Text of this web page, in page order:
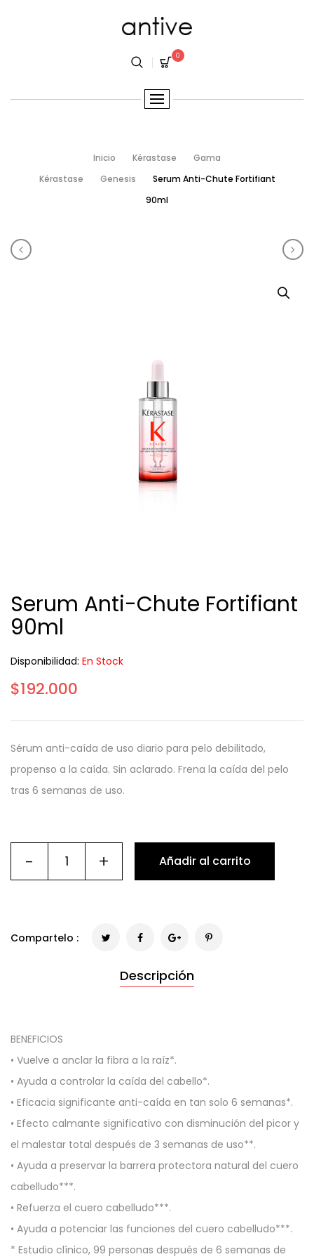
0
Inicio Kérastase
Gama
Kérastase
Genesis
Serum Anti-Chute Fortifiant
90ml
Navegación del producto
Elixir Ultime Huile Rose 100ml
Serum Anti-Chute Fortifiant
90ml
Disponibilidad: En Stock
$192.000
Sérum anti-caída de uso diario para pelo debilitado,
propenso a la caída. Sin aclarado. Frena la caída del pelo
tras 6 semanas de uso.
- + Añadir al carrito
Compartelo :
Descripción
BENEFICIOS
• Vuelve a anclar la fibra a la raíz*.
• Ayuda a controlar la caída del cabello*.
• Eficacia significante anti-caída en tan solo 6 semanas*.
• Efecto calmante significativo con disminución del picor y
el malestar total después de 3 semanas de uso**.
• Ayuda a preservar la barrera protectora natural del cuero
cabelludo***.
• Refuerza el cuero cabelludo***.
• Ayuda a potenciar las funciones del cuero cabelludo***.
* Estudio clínico, 99 personas después de 6 semanas de